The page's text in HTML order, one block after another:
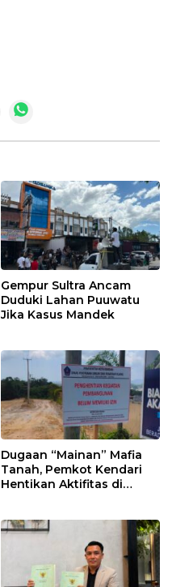
Gempur Sultra Ancam
Duduki Lahan Puuwatu
Jika Kasus Mandek
Dugaan “Mainan” Mafia
Tanah, Pemkot Kendari
Hentikan Aktifitas di